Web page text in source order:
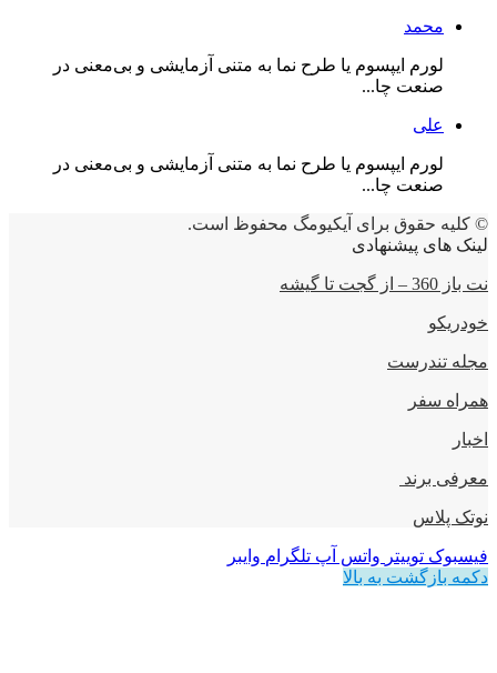
محمد
لورم ایپسوم یا طرح‌ نما به متنی آزمایشی و بی‌معنی در
صنعت چا...
علی
لورم ایپسوم یا طرح‌ نما به متنی آزمایشی و بی‌معنی در
صنعت چا...
© کلیه حقوق برای آیکیومگ محفوظ است.
لینک های پیشنهادی
نت باز 360 – از گجت تا گیشه
خودریکو
مجله‌ تندرست
همراه سفر
اخبار
معرفی برند
نوتک پلاس
فیسبوک توییتر واتس آپ تلگرام وایبر
دکمه بازگشت به بالا